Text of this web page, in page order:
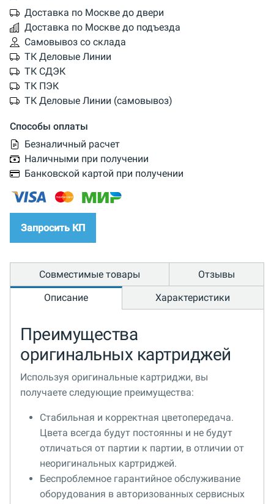
Доставка по Москве до двери
Доставка по Москве до подъезда
Самовывоз со склада
ТК Деловые Линии
ТК СДЭК
ТК ПЭК
ТК Деловые Линии (самовывоз)
Способы оплаты
Безналичный расчет
Наличными при получении
Банковской картой при получении
Запросить КП
Совместимые товары
Отзывы
Описание
Характеристики
Преимущества
оригинальных картриджей
Используя оригинальные картриджи, вы
получаете следующие преимущества:
Стабильная и корректная цветопередача.
Цвета всегда будут постоянны и не будут
отличаться от партии к партии, в отличии от
неоригинальных картриджей.
Беспроблемное гарантийное обслуживание
оборудования в авторизованных сервисных